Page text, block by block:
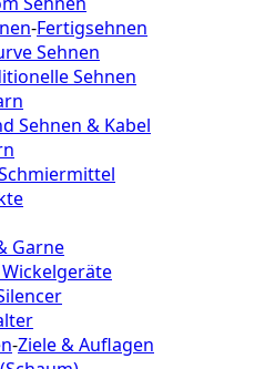
-Fertigsehnen
Sehnen
Sehnen
Sehnen & Kabel
Garne
-Ziele & Auflagen